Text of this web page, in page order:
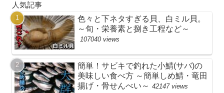
人気記事
色々と下ネタすぎる貝、白ミル貝。
～旬・栄養素と捌き工程など～
107040 views
簡単！サビキで釣れた小鯖(サバ)の
美味しい食べ方 ～簡単しめ鯖・竜田
揚げ・骨せんべい～ 42147 views